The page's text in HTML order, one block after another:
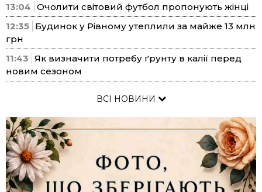
13:04 Очолити світовий футбол пропонують жінці
12:35 Будинок у Рівному утеплили за майже 13 млн
грн
11:43 Як визначити потребу ґрунту в калії перед
новим сезоном
ВСІ НОВИНИ